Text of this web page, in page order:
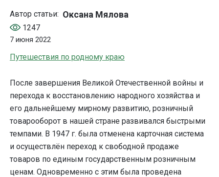
Автор статьи: Оксана Мялова
1247
7 июня 2022
Путешествия по родному краю
После завершения Великой Отечественной войны и
перехода к восстановлению народного хозяйства и
его дальнейшему мирному развитию, розничный
товарооборот в нашей стране развивался быстрыми
темпами. В 1947 г. была отменена карточная система
и осуществлён переход к свободной продаже
товаров по единым государственным розничным
ценам. Одновременно с этим была проведена